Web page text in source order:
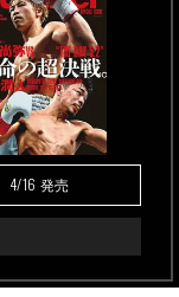
4/16 発売